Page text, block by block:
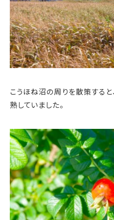
こうほね沼の周りを散策すると
熟していました。